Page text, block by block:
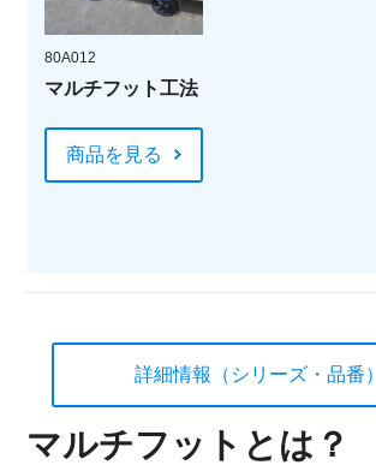
80A012
マルチフット工法
商品を見る
詳細情報（シリーズ・品番）
マルチフットとは？